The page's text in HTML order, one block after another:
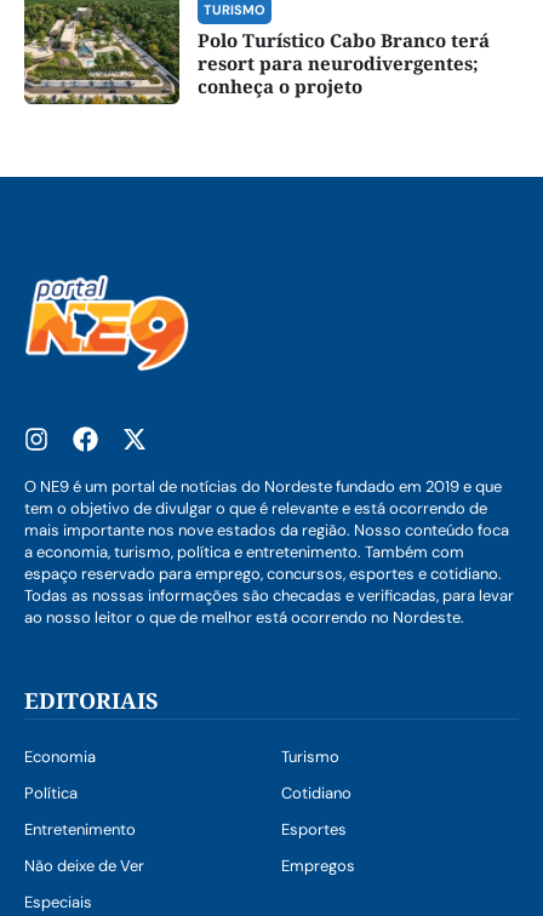
TURISMO
Polo Turístico Cabo Branco terá
resort para neurodivergentes;
conheça o projeto
O NE9 é um portal de notícias do Nordeste fundado em 2019 e que
tem o objetivo de divulgar o que é relevante e está ocorrendo de
mais importante nos nove estados da região. Nosso conteúdo foca
a economia, turismo, política e entretenimento. Também com
espaço reservado para emprego, concursos, esportes e cotidiano.
Todas as nossas informações são checadas e verificadas, para levar
ao nosso leitor o que de melhor está ocorrendo no Nordeste.
EDITORIAIS
Economia
Turismo
Política
Cotidiano
Entretenimento
Esportes
Não deixe de Ver
Empregos
Especiais